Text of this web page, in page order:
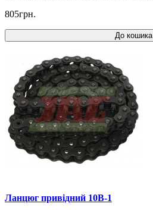
805грн.
До кошика
Ланцюг привідний 10B-1